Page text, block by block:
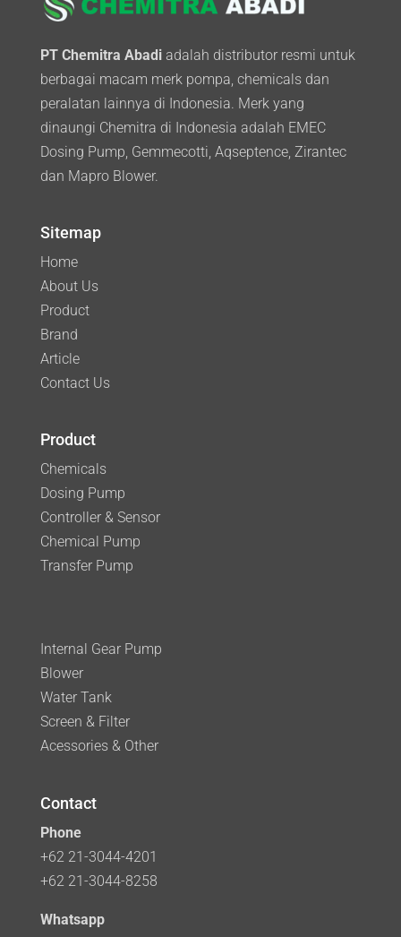
PT Chemitra Abadiadalah distributor resmi untuk
berbagai macam merk pompa, chemicals dan
peralatan lainnya di Indonesia. Merk yang
dinaungi Chemitra di Indonesia adalah EMEC
Dosing Pump, Gemmecotti, Aqseptence, Zirantec
dan Mapro Blower.
Sitemap
Home
About Us
Product
Brand
Article
Contact Us
Product
Chemicals
Dosing Pump
Controller & Sensor
Chemical Pump
Transfer Pump
Internal Gear Pump
Blower
Water Tank
Screen & Filter
Acessories & Other
Contact
Phone
+62 21-3044-4201
+62 21-3044-8258
Whatsapp